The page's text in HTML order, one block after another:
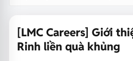
[LMC Careers] Giới
Rinh liền quà khủng